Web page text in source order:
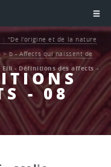
- 08
"De l’origine et de la nature
>b - Affects qui naissent de
EIII - Définitions des affects -